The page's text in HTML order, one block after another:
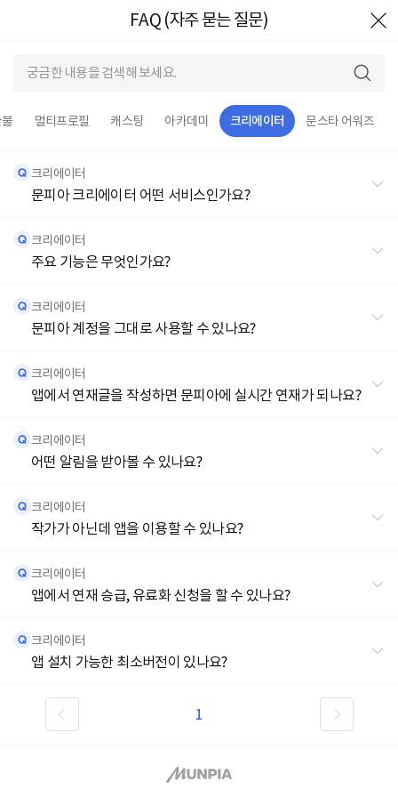
FAQ (자주 묻는 질문)
멀티프로필 캐스팅 아카데미 크리에이터 문스타 어워즈
크리에이터
문피아 크리에이터 어떤 서비스인가요?
크리에이터
주요 기능은 무엇인가요?
크리에이터
문피아 계정을 그대로 사용할 수 있나요?
크리에이터
앱에서 연재글을 작성하면 문피아에 실시간 연재가 되나요?
크리에이터
어떤 알림을 받아볼 수 있나요?
크리에이터
작가가 아닌데 앱을 이용할 수 있나요?
크리에이터
앱에서 연재 승급, 유료화 신청을 할 수 있나요?
크리에이터
앱 설치 가능한 최소버전이 있나요?
1